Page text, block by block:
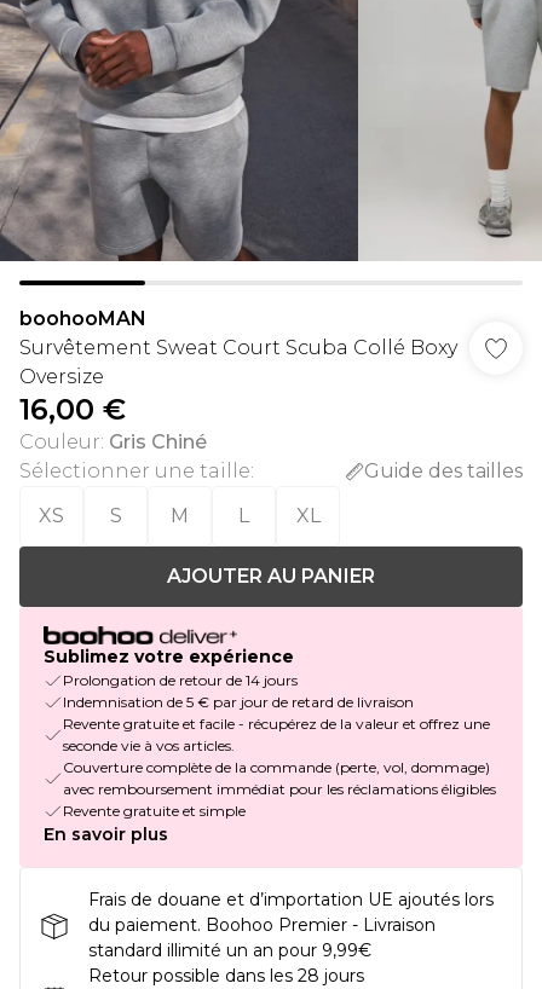
boohooMAN
Survêtement Sweat Court Scuba Collé Boxy
Oversize
16,00 €
Couleur: Gris Chiné
Sélectionner une taille:
Guide des tailles
XS
S M L XL
AJOUTER AU PANIER
Sublimez votre expérience
Prolongation de retour de 14 jours
Indemnisation de 5 € par jour de retard de livraison
Revente gratuite et facile - récupérez de la valeur et offrez une
seconde vie à vos articles.
Couverture complète de la commande (perte, vol, dommage)
avec remboursement immédiat pour les réclamations éligibles
Revente gratuite et simple
En savoir plus
Frais de douane et d’importation UE ajoutés lors
du paiement. Boohoo Premier - Livraison
standard illimité un an pour 9,99€
Retour possible dans les 28 jours